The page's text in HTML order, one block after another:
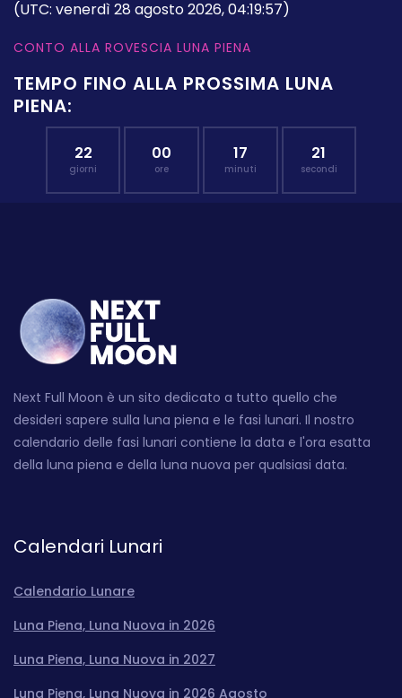
(UTC: venerdì 28 agosto 2026, 04:19:57)
CONTO ALLA ROVESCIA LUNA PIENA
TEMPO FINO ALLA PROSSIMA LUNA
PIENA:
22
giorni
00
ore
17
minuti
20
secondi
Next Full Moon è un sito dedicato a tutto quello che
desideri sapere sulla luna piena e le fasi lunari. Il nostro
calendario delle fasi lunari contiene la data e l'ora esatta
della luna piena e della luna nuova per qualsiasi data.
Calendari Lunari
Calendario Lunare
Luna Piena, Luna Nuova in 2026
Luna Piena, Luna Nuova in 2027
Luna Piena, Luna Nuova in 2026 Agosto